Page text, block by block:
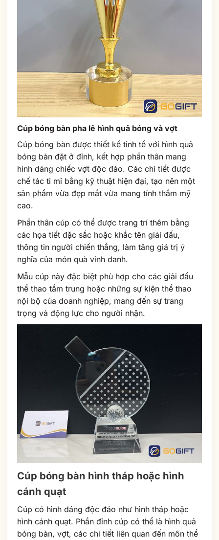
Cúp bóng bàn pha lê hình quả bóng và vợt
Cúp bóng bàn được thiết kế tinh tế với hình quả
bóng bàn đặt ở đỉnh, kết hợp phần thân mang
hình dáng chiếc vợt độc đáo. Các chi tiết được
chế tác tỉ mỉ bằng kỹ thuật hiện đại, tạo nên một
sản phẩm vừa đẹp mắt vừa mang tính thẩm mỹ
cao.
Phần thân cúp có thể được trang trí thêm bằng
các họa tiết đặc sắc hoặc khắc tên giải đấu,
thông tin người chiến thắng, làm tăng giá trị ý
nghĩa của món quà vinh danh.
Mẫu cúp này đặc biệt phù hợp cho các giải đấu
thể thao tầm trung hoặc những sự kiện thể thao
nội bộ của doanh nghiệp, mang đến sự trang
trọng và động lực cho người nhận.
Cúp bóng bàn hình tháp hoặc hình
cánh quạt
Cúp có hình dáng độc đáo như hình tháp hoặc
hình cánh quạt. Phần đỉnh cúp có thể là hình quả
bóng bàn, vợt, các chi tiết liên quan đến môn thể